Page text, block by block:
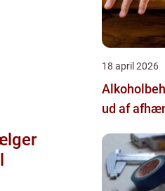
18 april 2026
ud af